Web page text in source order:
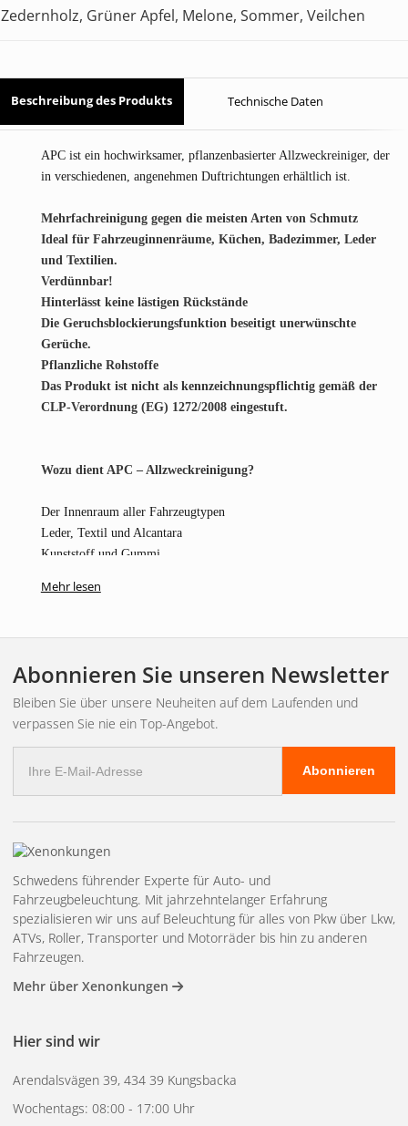
Zedernholz, Grüner Apfel, Melone, Sommer, Veilchen
Beschreibung des Produkts Technische Daten
APC ist ein hochwirksamer, pflanzenbasierter Allzweckreiniger, der
in verschiedenen, angenehmen Duftrichtungen erhältlich ist.
Mehrfachreinigung gegen die meisten Arten von Schmutz
Ideal für Fahrzeuginnenräume, Küchen, Badezimmer, Leder
und Textilien.
Verdünnbar!
Hinterlässt keine lästigen Rückstände
Die Geruchsblockierungsfunktion beseitigt unerwünschte
Gerüche.
Pflanzliche Rohstoffe
Das Produkt ist nicht als kennzeichnungspflichtig gemäß der
CLP-Verordnung (EG) 1272/2008 eingestuft.
Wozu dient APC – Allzweckreinigung?
Der Innenraum aller Fahrzeugtypen
Leder, Textil und Alcantara
Kunststoff und Gummi
Mehltau
Funktioniert auf fast allem
Anwendung von APC – Allzweckreinigung
1.Duschen Sie auf einer beliebigen Oberfläche (oder in einem
Bei starker Verschmutzung die Oberfläche mit einer Bürste
4.Ja, ich weiß, super einfach zu bedienen!
Allzweckreiniger, der im Fahrzeuginnenraum verwendet wurde, aber
genauso gut für Küche, Dusche, Badezimmer, Boot oder, ja, so
ziemlich überall geeignet ist!
Absolut unbedenklich für Materialien wie Textilien, Leder,
und hinterlässt keinen lästigen Film.
Enthält eine absolut fantastische geruchsneutralisierende Wirkung,
für anhaltende Frische. Erhältlich in den Duftrichtungen Limette,
Zedernholz. Komplett frei von Gefahrenhinweisen (Warnsymbole
Mehr lesen
Abonnieren Sie unseren Newsletter
Bleiben Sie über unsere Neuheiten auf dem Laufenden und
verpassen Sie nie ein Top-Angebot.
Mail
Adresse
Abonnieren
Schwedens führender Experte für Auto- und
Fahrzeugbeleuchtung. Mit jahrzehntelanger Erfahrung
spezialisieren wir uns auf Beleuchtung für alles von Pkw über Lkw,
ATVs, Roller, Transporter und Motorräder bis hin zu anderen
Fahrzeugen.
Mehr über Xenonkungen
Hier sind wir
Arendalsvägen 39, 434 39 Kungsbacka
Wochentags: 08:00 - 17:00 Uhr